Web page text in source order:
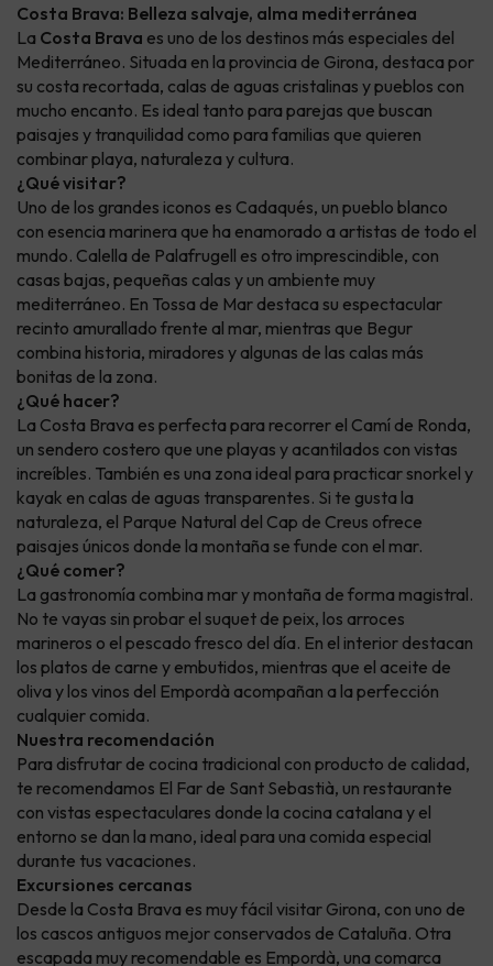
Costa Brava: Belleza salvaje, alma mediterránea
La Costa Brava es uno de los destinos más especiales del
Mediterráneo. Situada en la provincia de Girona, destaca por
su costa recortada, calas de aguas cristalinas y pueblos con
mucho encanto. Es ideal tanto para parejas que buscan
paisajes y tranquilidad como para familias que quieren
combinar playa, naturaleza y cultura.
¿Qué visitar?
Uno de los grandes iconos es Cadaqués, un pueblo blanco
con esencia marinera que ha enamorado a artistas de todo el
mundo. Calella de Palafrugell es otro imprescindible, con
casas bajas, pequeñas calas y un ambiente muy
mediterráneo. En Tossa de Mar destaca su espectacular
recinto amurallado frente al mar, mientras que Begur
combina historia, miradores y algunas de las calas más
bonitas de la zona.
¿Qué hacer?
La Costa Brava es perfecta para recorrer el Camí de Ronda,
un sendero costero que une playas y acantilados con vistas
increíbles. También es una zona ideal para practicar snorkel y
kayak en calas de aguas transparentes. Si te gusta la
naturaleza, el Parque Natural del Cap de Creus ofrece
paisajes únicos donde la montaña se funde con el mar.
¿Qué comer?
La gastronomía combina mar y montaña de forma magistral.
No te vayas sin probar el suquet de peix, los arroces
marineros o el pescado fresco del día. En el interior destacan
los platos de carne y embutidos, mientras que el aceite de
oliva y los vinos del Empordà acompañan a la perfección
cualquier comida.
Nuestra recomendación
Para disfrutar de cocina tradicional con producto de calidad,
te recomendamos El Far de Sant Sebastià, un restaurante
con vistas espectaculares donde la cocina catalana y el
entorno se dan la mano, ideal para una comida especial
durante tus vacaciones.
Excursiones cercanas
Desde la Costa Brava es muy fácil visitar Girona, con uno de
los cascos antiguos mejor conservados de Cataluña. Otra
escapada muy recomendable es Empordà, una comarca